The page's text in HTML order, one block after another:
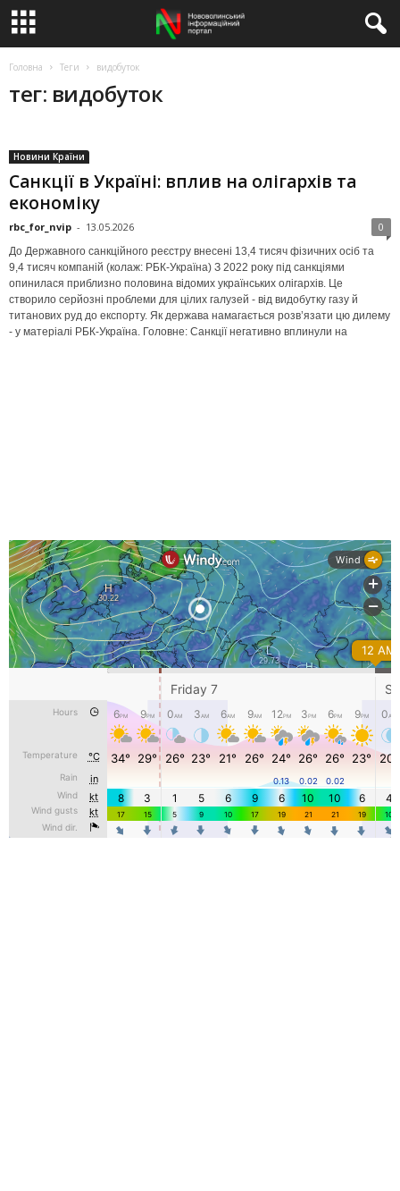
Головна Теги видобуток
тег: видобуток
Новини Країни
Санкції в Україні: вплив на олігархів та
економіку
rbc_for_nvip - 13.05.2026 0
До Державного санкційного реєстру внесені 13,4 тисяч фізичних осіб та
9,4 тисяч компаній (колаж: РБК-Україна) З 2022 року під санкціями
опинилася приблизно половина відомих українських олігархів. Це
створило серйозні проблеми для цілих галузей - від видобутку газу й
титанових руд до експорту. Як держава намагається розв’язати цю дилему
- у матеріалі РБК-Україна. Головне: Санкції негативно вплинули на